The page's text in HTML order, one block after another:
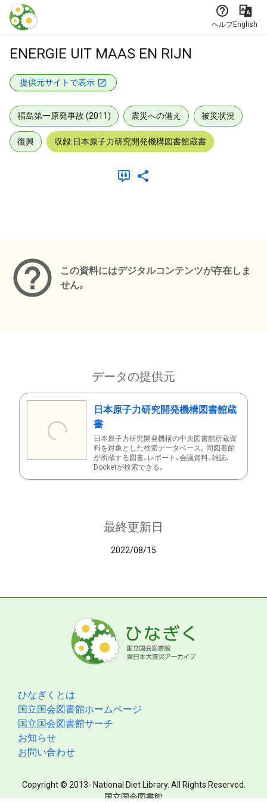
本文に飛ぶ
ヘルプEnglish
ENERGIE UIT MAAS EN RIJN
提供元サイトで表示
福島第一原発事故 (2011) 震災への備え 被災状況
復興 収録:日本原子力研究開発機構図書館蔵書
この資料にはデジタルコンテンツが存在しま
せん。
データの提供元
日本原子力研究開発機構図書館蔵
書
日本原子力研究開発機構の中央図書館所蔵資
料を対象とした検索データベース。同図書館
が所蔵する図書、レポート、会議資料、雑誌、
Docketが検索できる。
最終更新日
2022/08/15
ひなぎくとは
国立国会図書館ホームページ
国立国会図書館サーチ
お知らせ
お問い合わせ
Copyright © 2013- National Diet Library. All Rights Reserved.